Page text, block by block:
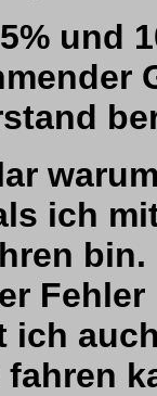
und
ich
bin.
ich